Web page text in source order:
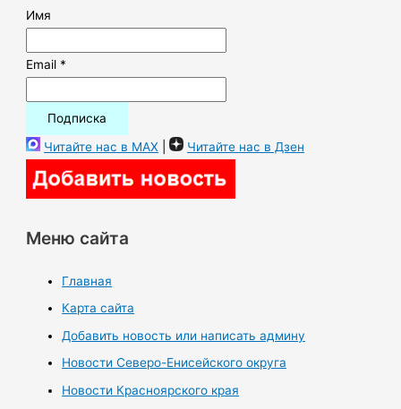
Имя
Email *
Читайте нас в MAX | Читайте нас в Дзен
Меню сайта
Главная
Карта сайта
Добавить новость или написать админу
Новости Северо-Енисейского округа
Новости Красноярского края